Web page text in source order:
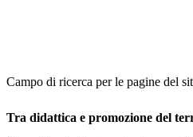
Campo di ricerca per le pagine del
Tra didattica e promozione del